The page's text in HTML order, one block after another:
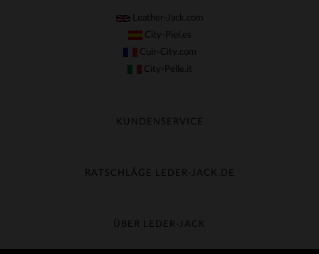
Leather-Jack.com
City-Piel.es
Cuir-City.com
City-Pelle.it
KUNDENSERVICE
Umtausch & Widerruf
Kundenservice kontaktieren
RATSCHLÄGE LEDER-JACK.DE
Material-Guide
ÜBER LEDER-JACK